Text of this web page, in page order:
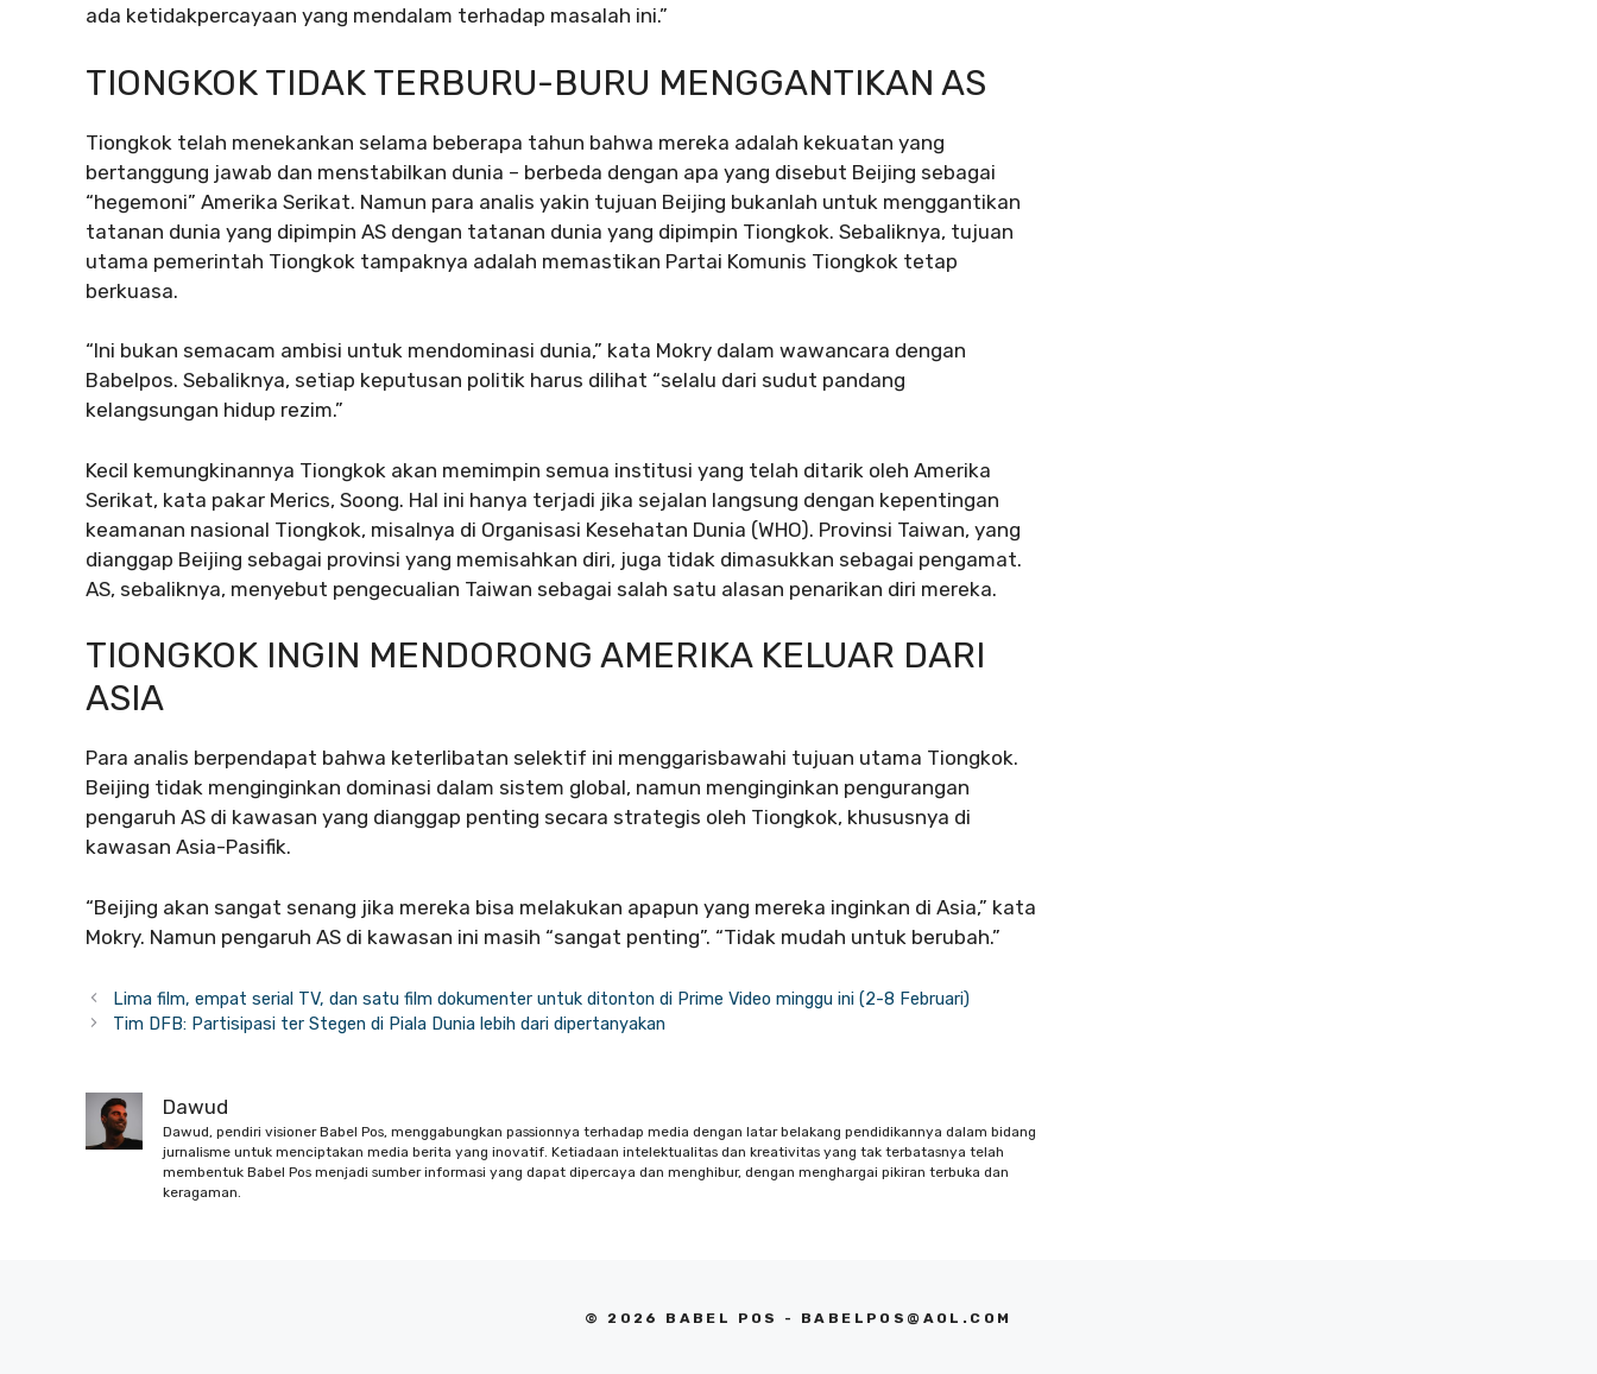
ada ketidakpercayaan yang mendalam terhadap masalah ini.”
TIONGKOK TIDAK TERBURU-BURU MENGGANTIKAN AS
Tiongkok telah menekankan selama beberapa tahun bahwa mereka adalah kekuatan yang
bertanggung jawab dan menstabilkan dunia – berbeda dengan apa yang disebut Beijing sebagai
“hegemoni” Amerika Serikat. Namun para analis yakin tujuan Beijing bukanlah untuk menggantikan
tatanan dunia yang dipimpin AS dengan tatanan dunia yang dipimpin Tiongkok. Sebaliknya, tujuan
utama pemerintah Tiongkok tampaknya adalah memastikan Partai Komunis Tiongkok tetap
berkuasa.
“Ini bukan semacam ambisi untuk mendominasi dunia,” kata Mokry dalam wawancara dengan
Babelpos. Sebaliknya, setiap keputusan politik harus dilihat “selalu dari sudut pandang
kelangsungan hidup rezim.”
Kecil kemungkinannya Tiongkok akan memimpin semua institusi yang telah ditarik oleh Amerika
Serikat, kata pakar Merics, Soong. Hal ini hanya terjadi jika sejalan langsung dengan kepentingan
keamanan nasional Tiongkok, misalnya di Organisasi Kesehatan Dunia (WHO). Provinsi Taiwan, yang
dianggap Beijing sebagai provinsi yang memisahkan diri, juga tidak dimasukkan sebagai pengamat.
AS, sebaliknya, menyebut pengecualian Taiwan sebagai salah satu alasan penarikan diri mereka.
TIONGKOK INGIN MENDORONG AMERIKA KELUAR DARI
ASIA
Para analis berpendapat bahwa keterlibatan selektif ini menggarisbawahi tujuan utama Tiongkok.
Beijing tidak menginginkan dominasi dalam sistem global, namun menginginkan pengurangan
pengaruh AS di kawasan yang dianggap penting secara strategis oleh Tiongkok, khususnya di
kawasan Asia-Pasifik.
“Beijing akan sangat senang jika mereka bisa melakukan apapun yang mereka inginkan di Asia,” kata
Mokry. Namun pengaruh AS di kawasan ini masih “sangat penting”. “Tidak mudah untuk berubah.”
Lima film, empat serial TV, dan satu film dokumenter untuk ditonton di Prime Video minggu ini (2-8 Februari)
Tim DFB: Partisipasi ter Stegen di Piala Dunia lebih dari dipertanyakan
Dawud
Dawud, pendiri visioner Babel Pos, menggabungkan passionnya terhadap media dengan latar belakang pendidikannya dalam bidang
jurnalisme untuk menciptakan media berita yang inovatif. Ketiadaan intelektualitas dan kreativitas yang tak terbatasnya telah
membentuk Babel Pos menjadi sumber informasi yang dapat dipercaya dan menghibur, dengan menghargai pikiran terbuka dan
keragaman.
© 2026 BABEL POS - BABELPOS@AOL.COM